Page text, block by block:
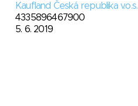
Kaufland Česká republika v.o.s.
4335896467900
5. 6. 2019